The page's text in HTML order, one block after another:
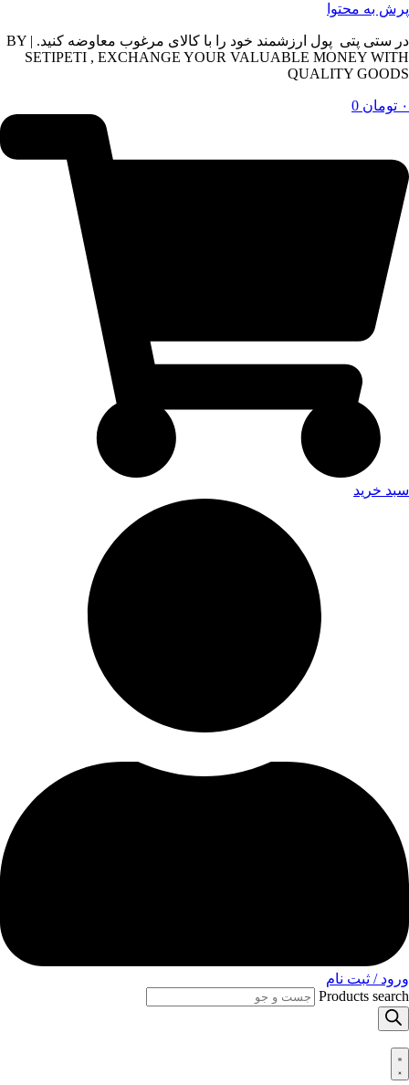
پرش به محتوا
در ستی پتی پول ارزشمند خود را با کالای مرغوب معاوضه کنید. | BY
SETIPETI , EXCHANGE YOUR VALUABLE MONEY WITH
QUALITY GOODS
۰ تومان 0
سبد خرید
ورود / ثبت نام
Products search